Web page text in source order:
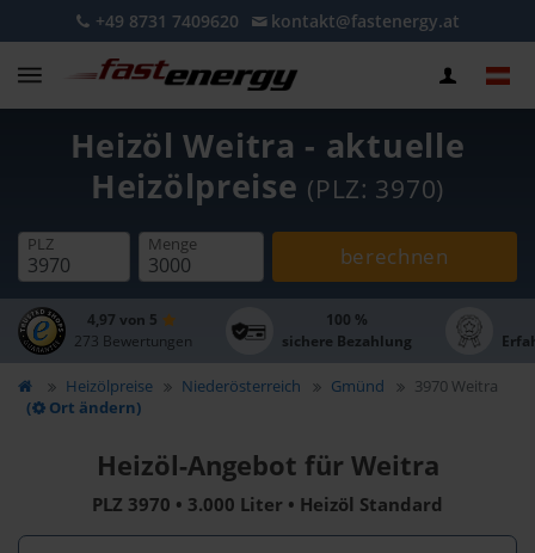
+49 8731 7409620 kontakt@fastenergy.at
Heizöl Weitra - aktuelle
Heizölpreise (PLZ: 3970)
PLZ Menge berechnen
4,97 von 5
273 Bewertungen
100 %
sichere Bezahlung
Heizölpreise Niederösterreich Gmünd
3970 Weitra
(
Ort ändern)
Heizöl-Angebot für Weitra
PLZ 3970 • 3.000 Liter • Heizöl Standard